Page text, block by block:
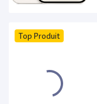
Top Produit